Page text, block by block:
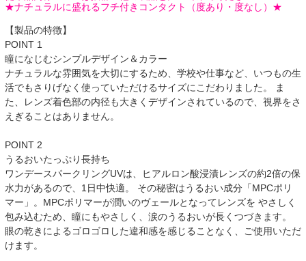
★ナチュラルに盛れるフチ付きコンタクト（度あり・度なし）★
【製品の特徴】
POINT 1
瞳になじむシンプルデザイン＆カラー
ナチュラルな雰囲気を大切にするため、学校や仕事など、いつもの生
活でもさりげなく使っていただけるサイズにこだわりました。 ま
た、レンズ着色部の内径も大きくデザインされているので、視界をさ
えぎることはありません。
POINT 2
うるおいたっぷり長持ち
ワンデースパークリングUVは、ヒアルロン酸浸漬レンズの約2倍の保
水力があるので、1日中快適。 その秘密はうるおい成分「MPCポリ
マー」。MPCポリマーが潤いのヴェールとなってレンズを やさしく
包み込むため、瞳にもやさしく、涙のうるおいが長くつづきます。
眼の乾きによるゴロゴロした違和感を感じることなく、ご使用いただ
けます。